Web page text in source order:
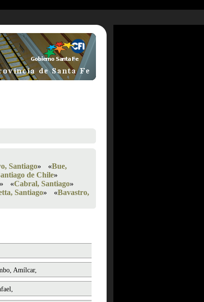
Santiago» «Bue,
de Chile»
» «Cabral, Santiago»
Santiago» «Bavastro,
Amílcar,